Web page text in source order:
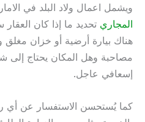
ويشمل اعمال ولاد البلد في
المجاري تحديد ما إذا كان العقار
هناك بيارة أرضية أو خزان
مصاحبة وهل المكان يحتاج
إسعافي عاجل.
كما يُستحسن الاستفسار عن أي